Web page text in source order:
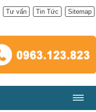
Tư vấn Tin Tức Sitemap